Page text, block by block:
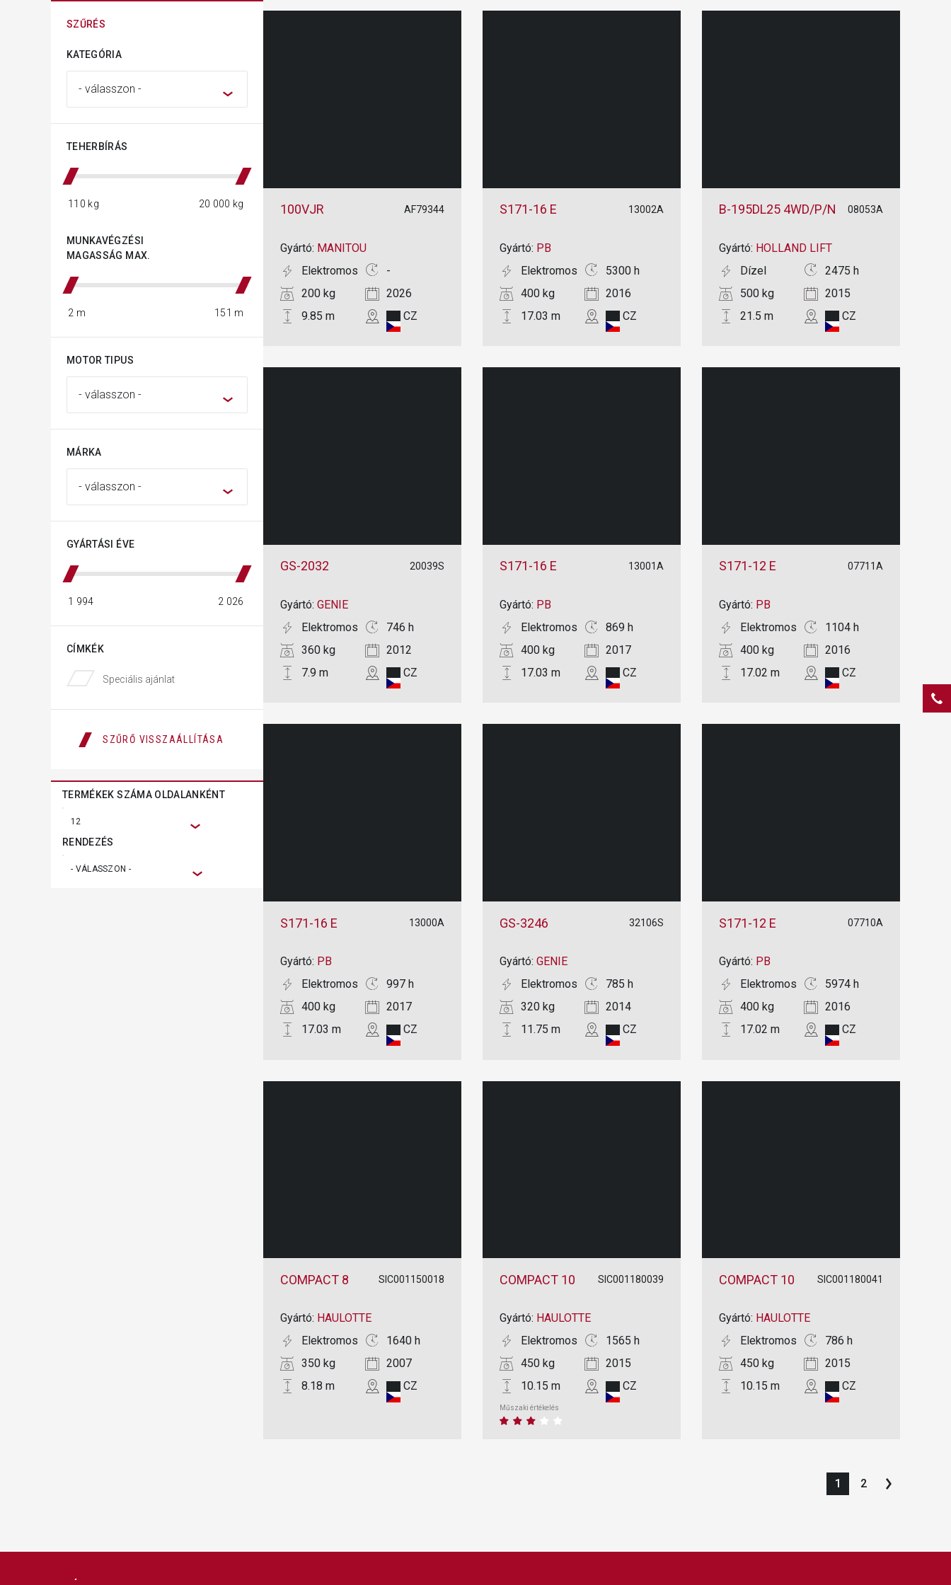
SZŰRÉS
KATEGÓRIA
TEHERBÍRÁS
MUNKAVÉGZÉSI
MAGASSÁG MAX.
MOTOR TIPUS
MÁRKA
GYÁRTÁSI ÉVE
CÍMKÉK
Speciális ajánlat
SZŰRŐ VISSZAÁLLÍTÁSA
TERMÉKEK SZÁMA OLDALANKÉNT
RENDEZÉS
100VJR AF79344
Gyártó: MANITOU
Elektromos
200 kg
9.85 m
-
2026
CZ
S171-16 E 13002A
Gyártó: PB
Elektromos
400 kg
17.03 m
5300 h
2016
CZ
B-195DL25 4WD/P/N 08053A
Gyártó: HOLLAND LIFT
Dízel
500 kg
21.5 m
2475 h
2015
CZ
GS-2032 20039S
Gyártó: GENIE
Elektromos
360 kg
7.9 m
746 h
2012
CZ
S171-16 E 13001A
Gyártó: PB
Elektromos
400 kg
17.03 m
869 h
2017
CZ
S171-12 E 07711A
Gyártó: PB
Elektromos
400 kg
17.02 m
1104 h
2016
CZ
S171-16 E 13000A
Gyártó: PB
Elektromos
400 kg
17.03 m
997 h
2017
CZ
GS-3246 32106S
Gyártó: GENIE
Elektromos
320 kg
11.75 m
785 h
2014
CZ
S171-12 E 07710A
Gyártó: PB
Elektromos
400 kg
17.02 m
5974 h
2016
CZ
COMPACT 8 SIC001150018
Gyártó: HAULOTTE
Elektromos
350 kg
8.18 m
1640 h
2007
CZ
COMPACT 10 SIC001180039
Gyártó: HAULOTTE
Elektromos
450 kg
10.15 m
1565 h
2015
CZ
Műszaki értékelés
COMPACT 10 SIC001180041
Gyártó: HAULOTTE
Elektromos
450 kg
10.15 m
786 h
2015
CZ
1 2